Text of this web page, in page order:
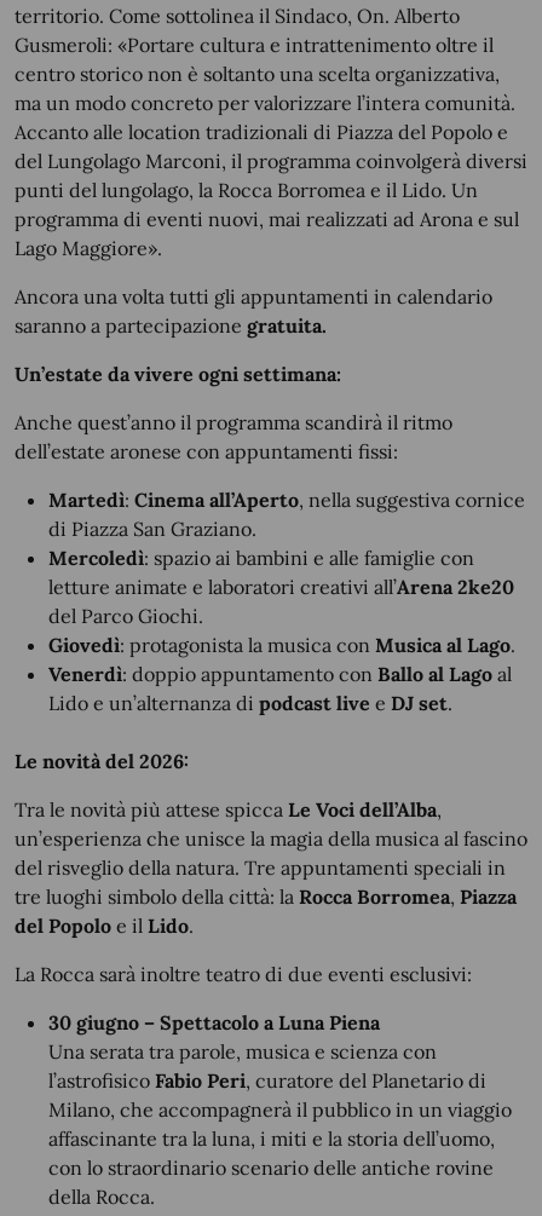
territorio. Come sottolinea il Sindaco, On. Alberto
Gusmeroli: «Portare cultura e intrattenimento oltre il
centro storico non è soltanto una scelta organizzativa,
ma un modo concreto per valorizzare l’intera comunità.
Accanto alle location tradizionali di Piazza del Popolo e
del Lungolago Marconi, il programma coinvolgerà diversi
punti del lungolago, la Rocca Borromea e il Lido. Un
programma di eventi nuovi, mai realizzati ad Arona e sul
Lago Maggiore».
Ancora una volta tutti gli appuntamenti in calendario
saranno a partecipazione gratuita.
Un’estate da vivere ogni settimana:
Anche quest’anno il programma scandirà il ritmo
dell’estate aronese con appuntamenti fissi:
Martedì: Cinema all’Aperto, nella suggestiva cornice
di Piazza San Graziano.
Mercoledì: spazio ai bambini e alle famiglie con
letture animate e laboratori creativi all’Arena 2ke20
del Parco Giochi.
Giovedì: protagonista la musica con Musica al Lago.
Venerdì: doppio appuntamento con Ballo al Lago al
Lido e un’alternanza di podcast live e DJ set.
Le novità del 2026:
Tra le novità più attese spicca Le Voci dell’Alba,
un’esperienza che unisce la magia della musica al fascino
del risveglio della natura. Tre appuntamenti speciali in
tre luoghi simbolo della città: la Rocca Borromea, Piazza
del Popolo e il Lido.
La Rocca sarà inoltre teatro di due eventi esclusivi:
30 giugno – Spettacolo a Luna Piena
Una serata tra parole, musica e scienza con
l’astrofisico Fabio Peri, curatore del Planetario di
Milano, che accompagnerà il pubblico in un viaggio
affascinante tra la luna, i miti e la storia dell’uomo,
con lo straordinario scenario delle antiche rovine
della Rocca.